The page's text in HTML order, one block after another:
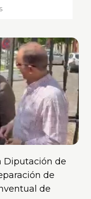
Diputación de
de
de